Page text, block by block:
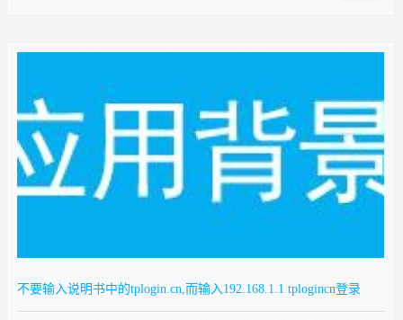
不要输入说明书中的tplogin.cn,而输入192.168.1.1 tplogincn登录